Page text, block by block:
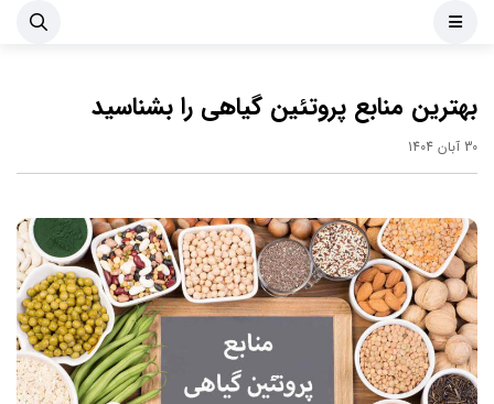
بهترین منابع پروتئین گیاهی را بشناسید
30 آبان 1404